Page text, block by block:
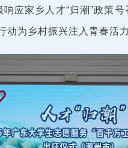
应家乡人才“归潮”政策
动为乡村振兴注入青春活力